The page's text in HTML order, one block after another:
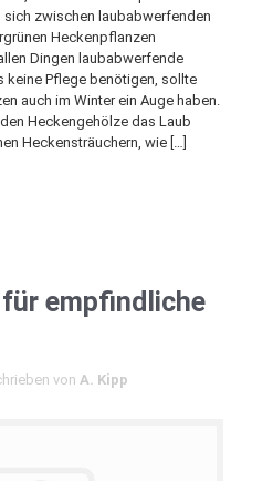
sich zwischen laubabwerfenden
Heckenpflanzen
Dingen laubabwerfende
keine Pflege benötigen, sollte
auch im Winter ein Auge haben.
Heckengehölze das Laub
Heckensträuchern, wie […]
empfindliche
von A. Kipp